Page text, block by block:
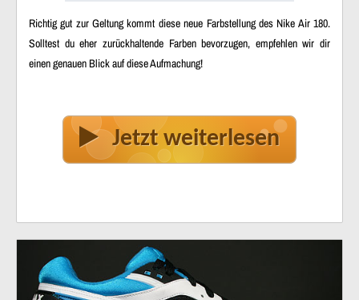
Richtig gut zur Geltung kommt diese neue Farbstellung des Nike Air 180.
Solltest du eher zurückhaltende Farben bevorzugen, empfehlen wir dir
einen genauen Blick auf diese Aufmachung!
Jetzt weiterlesen